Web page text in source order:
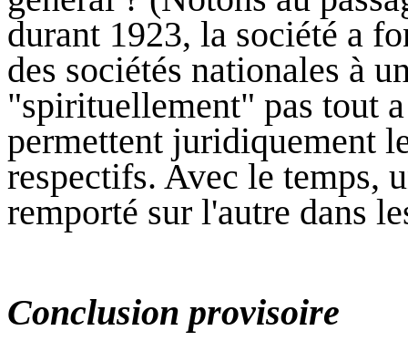
durant 1923, la société a
des sociétés nationales à
"spirituellement" pas tout
permettent juridiquement
respectifs. Avec le temps,
remporté sur l'autre dans
Conclusion provisoire